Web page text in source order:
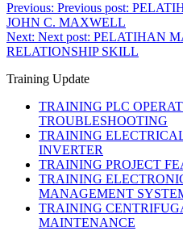
Previous: Previous post:
JOHN C. MAXWELL
Next: Next post: PELATIHAN
RELATIONSHIP SKILL
Training Update
TRAINING PLC
TROUBLESHOOTING
TRAINING
INVERTER
TRAINING PROJECT
TRAINING
MANAGEMENT
TRAINING
MAINTENANCE